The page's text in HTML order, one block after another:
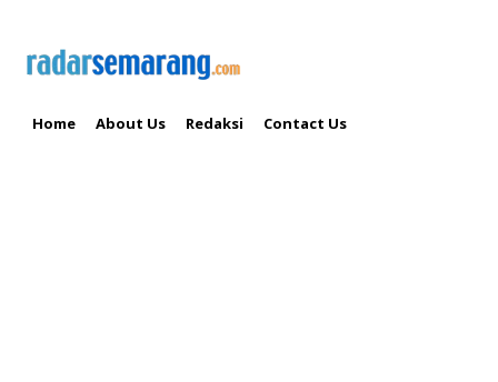
Home About Us Redaksi Contact Us